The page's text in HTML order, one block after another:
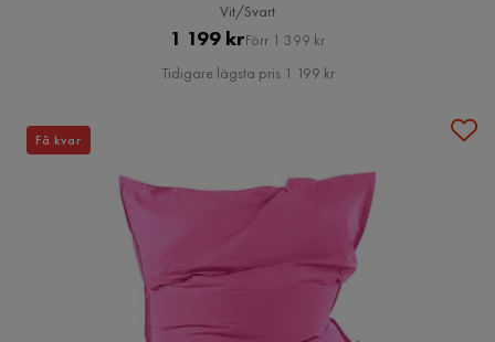
Vit/Svart
Pris
1 199 krOriginal
Pris
Förr 1 399 kr
Tidigare lägsta pris 1 199 kr
Få kvar